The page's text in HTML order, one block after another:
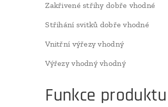
Zakřivené střihy dobře vhodné
Střihání svitků dobře vhodné
Vnitřní výřezy vhodný
Výřezy vhodný vhodný
Funkce produktu